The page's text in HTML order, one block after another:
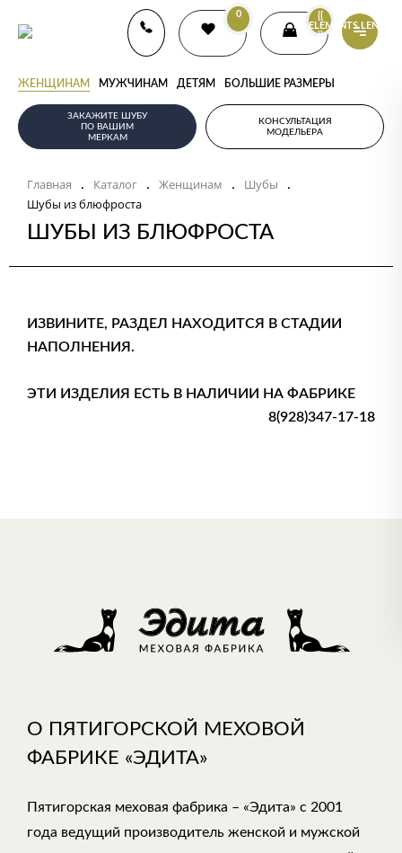
0
{{
ELEMENTS.LENGTH
}}
ЖЕНЩИНАМ МУЖЧИНАМ ДЕТЯМ БОЛЬШИЕ РАЗМЕРЫ
ЗАКАЖИТЕ ШУБУ
ПО ВАШИМ
МЕРКАМ
КОНСУЛЬТАЦИЯ
МОДЕЛЬЕРА
Главная . Каталог . Женщинам . Шубы .
Шубы из блюфроста
ШУБЫ ИЗ БЛЮФРОСТА
ИЗВИНИТЕ, РАЗДЕЛ НАХОДИТСЯ В СТАДИИ
НАПОЛНЕНИЯ.
ЭТИ ИЗДЕЛИЯ ЕСТЬ В НАЛИЧИИ НА ФАБРИКЕ
8(928)347-17-18
О ПЯТИГОРСКОЙ МЕХОВОЙ
ФАБРИКЕ «ЭДИТА»
Пятигорская меховая фабрика – «Эдита» с 2001
года ведущий производитель женской и мужской